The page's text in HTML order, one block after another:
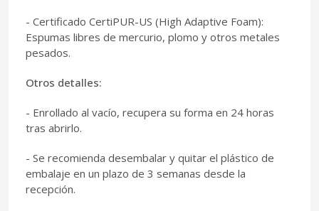
- Certificado CertiPUR-US (High Adaptive Foam):
Espumas libres de mercurio, plomo y otros metales
pesados.
Otros detalles:
- Enrollado al vacío, recupera su forma en 24 horas
tras abrirlo.
- Se recomienda desembalar y quitar el plástico de
embalaje en un plazo de 3 semanas desde la
recepción.